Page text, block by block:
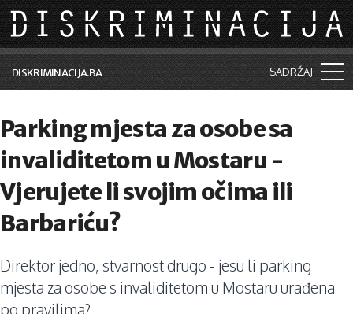
Skip to main content
DISKRIMINACIJA.BA SADRŽAJ
Vijesti i događaji
Aktuelne teme
Kolumne
Saradnja sa medijima
Pretraga
Parking mjesta za osobe sa
invaliditetom u Mostaru -
Vjerujete li svojim očima ili
Barbariću?
Direktor jedno, stvarnost drugo - jesu li parking
mjesta za osobe s invaliditetom u Mostaru urađena
po pravilima?